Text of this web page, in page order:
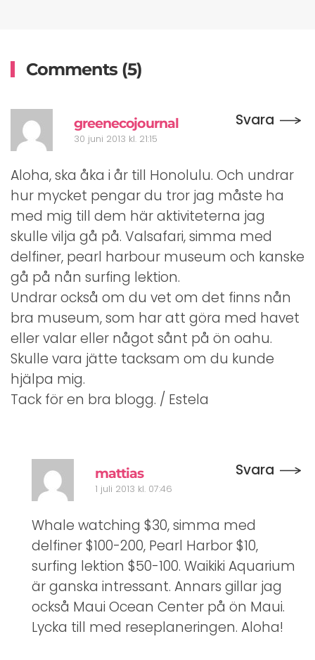
Comments (5)
greenecojournal
30 juni 2013 kl. 21:15
Svara
Aloha, ska åka i år till Honolulu. Och undrar
hur mycket pengar du tror jag måste ha
med mig till dem här aktiviteterna jag
skulle vilja gå på. Valsafari, simma med
delfiner, pearl harbour museum och kanske
gå på nån surfing lektion.
Undrar också om du vet om det finns nån
bra museum, som har att göra med havet
eller valar eller något sånt på ön oahu.
Skulle vara jätte tacksam om du kunde
hjälpa mig.
Tack för en bra blogg. / Estela
mattias
1 juli 2013 kl. 07:46
Svara
Whale watching $30, simma med
delfiner $100-200, Pearl Harbor $10,
surfing lektion $50-100. Waikiki Aquarium
är ganska intressant. Annars gillar jag
också Maui Ocean Center på ön Maui.
Lycka till med reseplaneringen. Aloha!